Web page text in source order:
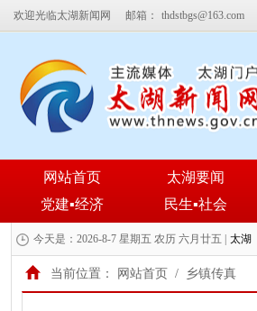
欢迎光临太湖新闻网 邮箱： thdstbgs@163.com
网站首页 太湖要闻
党建▪经济
民生▪社会
今天是：2026-8-7 星期五 农历 六月廿五 |
当前位置： 网站首页 / 乡镇传真